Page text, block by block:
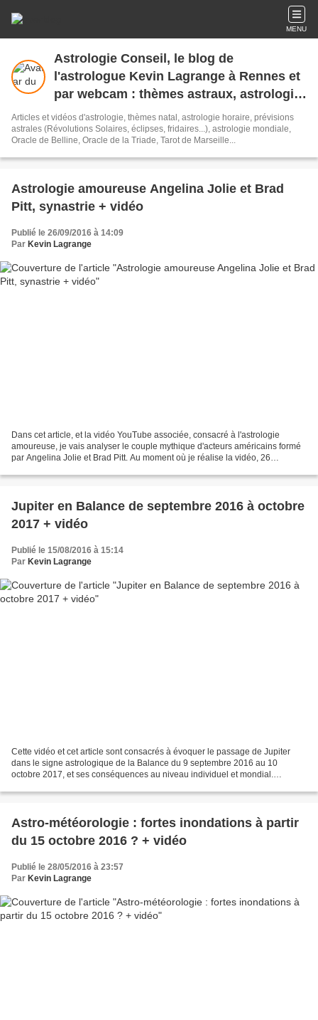
MENU
Astrologie Conseil, le blog de
l'astrologue Kevin Lagrange à Rennes et
par webcam : thèmes astraux, astrologie
horaire, amoureuse, mondiale,
prévisionnelle, cours d'astrologie tous
niveaux.
Articles et vidéos d'astrologie, thèmes natal, astrologie horaire, prévisions
astrales (Révolutions Solaires, éclipses, fridaires...), astrologie mondiale,
Oracle de Belline, Oracle de la Triade, Tarot de Marseille...
Astrologie amoureuse Angelina Jolie et Brad
Pitt, synastrie + vidéo
Publié le 26/09/2016 à 14:09
Par Kevin Lagrange
Dans cet article, et la vidéo YouTube associée, consacré à l'astrologie
amoureuse, je vais analyser le couple mythique d'acteurs américains formé
par Angelina Jolie et Brad Pitt. Au moment où je réalise la vidéo, 26
Jupiter en Balance de septembre 2016 à octobre
2017 + vidéo
Publié le 15/08/2016 à 15:14
Par Kevin Lagrange
Cette vidéo et cet article sont consacrés à évoquer le passage de Jupiter
dans le signe astrologique de la Balance du 9 septembre 2016 au 10
octobre 2017, et ses conséquences au niveau individuel et mondial.
Astro-météorologie : fortes inondations à partir
du 15 octobre 2016 ? + vidéo
Publié le 28/05/2016 à 23:57
Par Kevin Lagrange